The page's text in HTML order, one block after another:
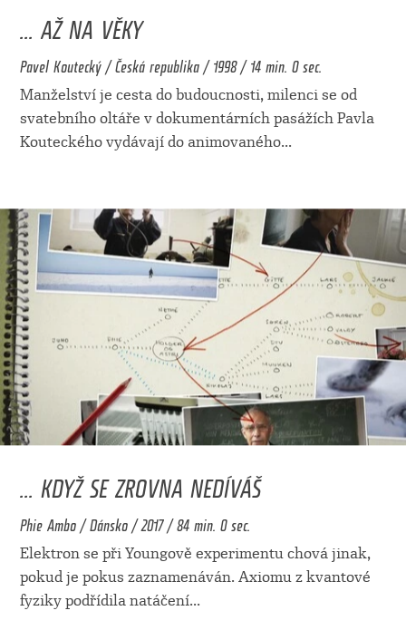
... AŽ NA VĚKY
Pavel Koutecký / Česká republika / 1998 / 14 min. 0 sec.
Manželství je cesta do budoucnosti, milenci se od
svatebního oltáře v dokumentárních pasážích Pavla
Kouteckého vydávají do animovaného...
... KDYŽ SE ZROVNA NEDÍVÁŠ
Phie Ambo / Dánsko / 2017 / 84 min. 0 sec.
Elektron se při Youngově experimentu chová jinak,
pokud je pokus zaznamenáván. Axiomu z kvantové
fyziky podřídila natáčení...